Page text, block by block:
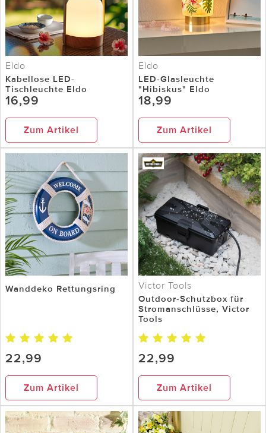
Eldo
Kabellose LED-
Tischleuchte Eldo
16,99
Zum Artikel
Eldo
LED-Glasleuchte
"Hibiskus" Eldo
18,99
Zum Artikel
Wanddeko Rettungsring
22,99
Zum Artikel
Victor Tools
Outdoor-Schutzbox für
Stromanschlüsse, Victor
Tools
22,99
Zum Artikel